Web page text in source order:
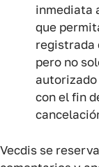
inmediata
que
registrada
pero no
con el fin
Vecdis se